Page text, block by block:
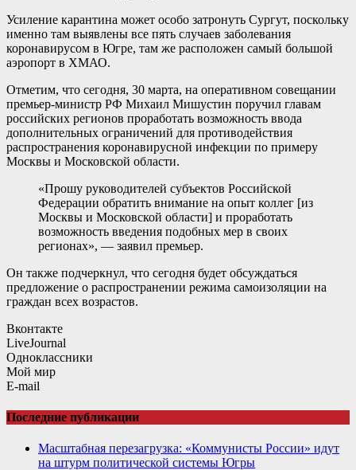
Усиление карантина может особо затронуть Сургут, поскольку
именно там выявлены все пять случаев заболевания
коронавирусом в Югре, там же расположен самый большой
аэропорт в ХМАО.
Отметим, что сегодня, 30 марта, на оперативном совещании
премьер-министр РФ Михаил Мишустин поручил главам
российских регионов проработать возможность ввода
дополнительных ограничений для противодействия
распространения коронавирусной инфекции по примеру
Москвы и Московской области.
«Прошу руководителей субъектов Российской
Федерации обратить внимание на опыт коллег [из
Москвы и Московской области] и проработать
возможность введения подобных мер в своих
регионах», — заявил премьер.
Он также подчеркнул, что сегодня будет обсуждаться
предложение о распространении режима самоизоляции на
граждан всех возрастов.
Вконтакте
LiveJournal
Одноклассники
Мой мир
E-mail
Последние публикации
Масштабная перезагрузка: «Коммунисты России» идут
на штурм политической системы Югры